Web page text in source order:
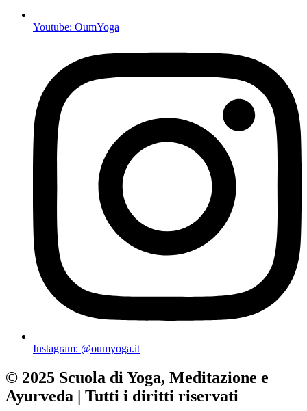
Youtube: OumYoga
Instagram: @oumyoga.it
© 2025 Scuola di Yoga, Meditazione e
Ayurveda | Tutti i diritti riservati